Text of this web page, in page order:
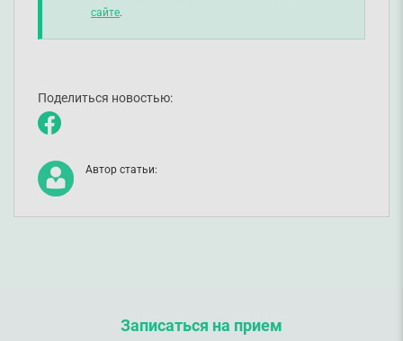
сайте.
Поделиться новостью:
Автор статьи:
Записаться на прием